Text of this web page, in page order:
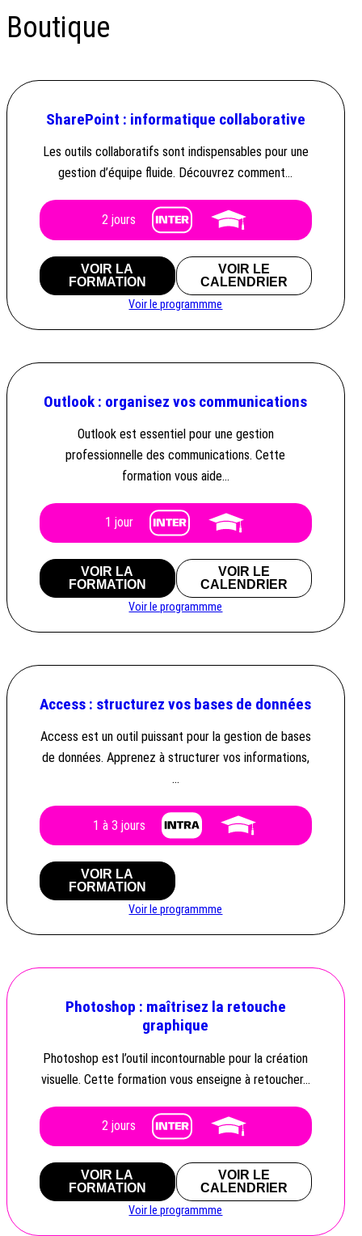
Boutique
SharePoint : informatique collaborative
Les outils collaboratifs sont indispensables pour une
gestion d’équipe fluide. Découvrez comment…
2 jours
VOIR LA
FORMATION
VOIR LE
CALENDRIER
Voir le programmme
Outlook : organisez vos communications
Outlook est essentiel pour une gestion
professionnelle des communications. Cette
formation vous aide…
1 jour
VOIR LA
FORMATION
VOIR LE
CALENDRIER
Voir le programmme
Access : structurez vos bases de données
Access est un outil puissant pour la gestion de bases
de données. Apprenez à structurer vos informations,
…
1 à 3 jours
VOIR LA
FORMATION
Voir le programmme
Photoshop : maîtrisez la retouche
graphique
Photoshop est l’outil incontournable pour la création
visuelle. Cette formation vous enseigne à retoucher…
2 jours
VOIR LA
FORMATION
VOIR LE
CALENDRIER
Voir le programmme